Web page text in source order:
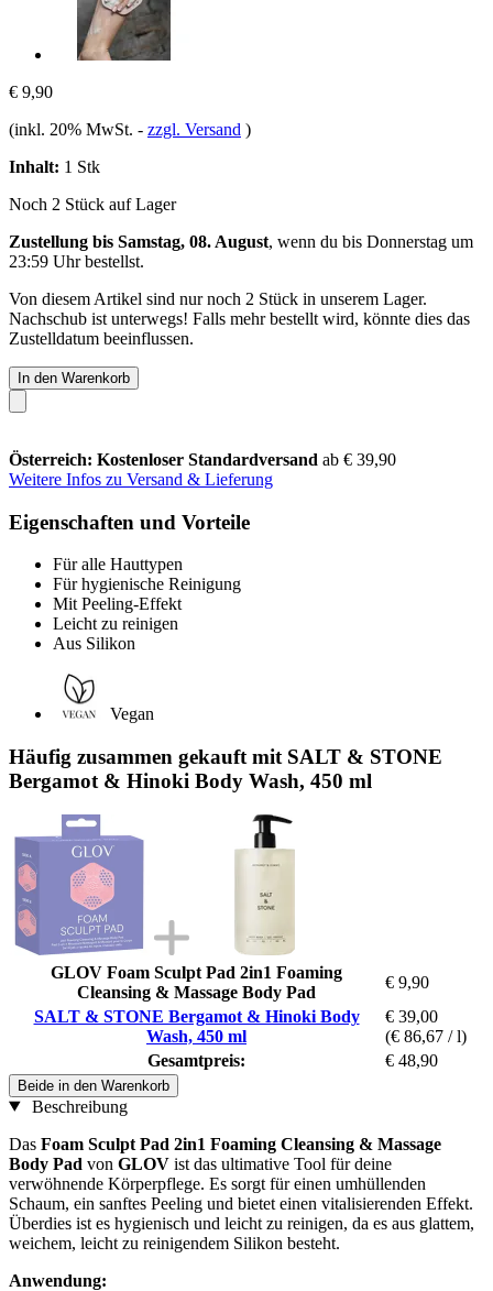
€ 9,90
(inkl. 20% MwSt. - zzgl. Versand )
Inhalt: 1 Stk
Noch 2 Stück auf Lager
Zustellung bis Samstag, 08. August, wenn du bis Donnerstag um
23:59 Uhrbestellst.
Von diesem Artikel sind nur noch 2 Stück in unserem Lager.
Nachschub ist unterwegs! Falls mehr bestellt wird, könnte dies das
Zustelldatum beeinflussen.
In den Warenkorb
Österreich: Kostenloser Standardversand ab € 39,90
Weitere Infos zu Versand & Lieferung
Eigenschaften und Vorteile
Für alle Hauttypen
Für hygienische Reinigung
Mit Peeling-Effekt
Leicht zu reinigen
Aus Silikon
Vegan
Häufig zusammen gekauft mit SALT & STONE
Bergamot & Hinoki Body Wash, 450 ml
GLOV Foam Sculpt Pad 2in1 Foaming
Cleansing & Massage Body Pad
€ 9,90
SALT & STONE Bergamot & Hinoki Body
Wash, 450 ml
€ 39,00
(€ 86,67 / l)
Gesamtpreis:
€ 48,90
Beide in den Warenkorb
Beschreibung
Das Foam Sculpt Pad 2in1 Foaming Cleansing & Massage
Body Pad von GLOV ist das ultimative Tool für deine
verwöhnende Körperpflege. Es sorgt für einen umhüllenden
Schaum, ein sanftes Peeling und bietet einen vitalisierenden Effekt.
Überdies ist es hygienisch und leicht zu reinigen, da es aus glattem,
weichem, leicht zu reinigendem Silikon besteht.
Anwendung: